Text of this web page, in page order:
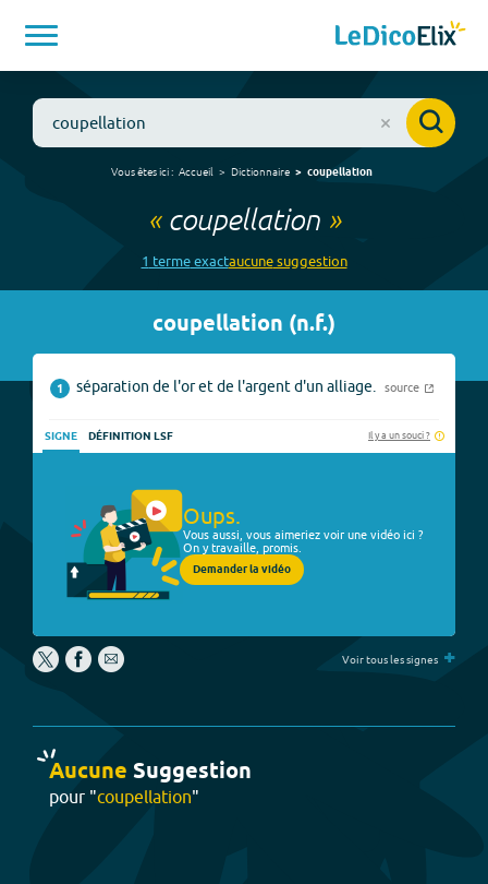
Vous êtes ici : Accueil Dictionnaire coupellation
« coupellation »
1 termeexactaucunesuggestion
coupellation (n.f.)
1 séparation de l'or et de l'argent d'un alliage. source
SIGNE DÉFINITION LSF Il y a un souci ?
Oups.
Vous aussi, vous aimeriez voir une vidéo ici ?
On y travaille, promis.
Demander la vidéo
Voir tous les signes +
Aucune Suggestion
pour "coupellation"